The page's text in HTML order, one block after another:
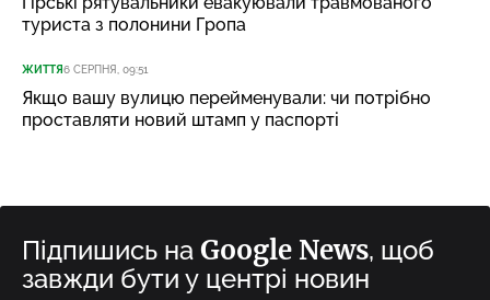
туриста з полонини Гропа
ЖИТТЯ6 СЕРПНЯ, 09:51
Якщо вашу вулицю перейменували: чи потрібно
проставляти новий штамп у паспорті
Підпишись на Google News, щоб
завжди бути у центрі новин